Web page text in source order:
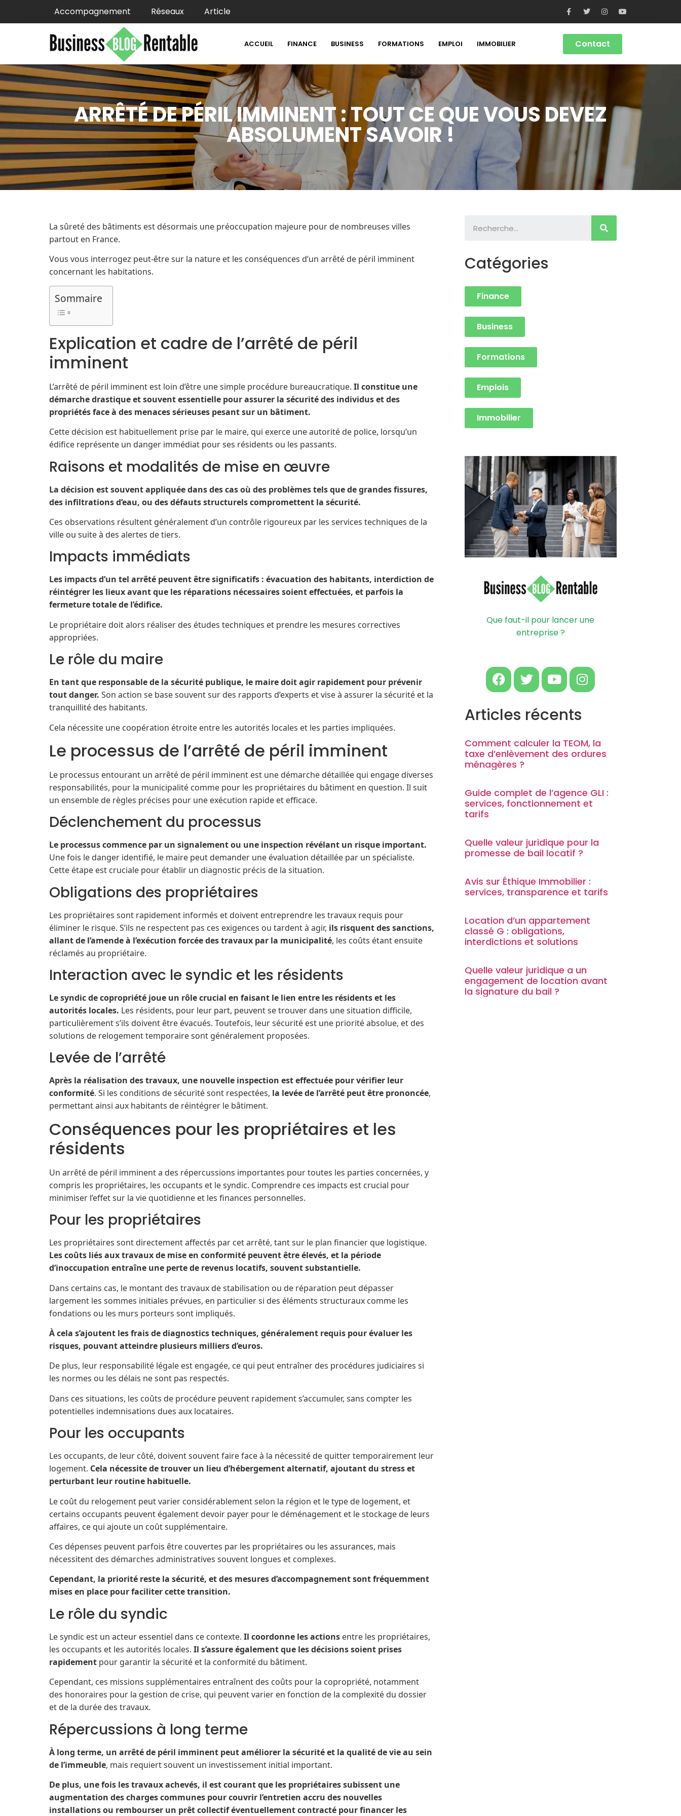
Accompagnement Réseaux Article
ACCUEIL FINANCE BUSINESS FORMATIONS EMPLOI IMMOBILIER Contact
ARRÊTÉ DE PÉRIL IMMINENT : TOUT CE QUE VOUS DEVEZ
ABSOLUMENT SAVOIR !
La sûreté des bâtiments est désormais une préoccupation majeure pour de nombreuses villes
partout en France.
Vous vous interrogez peut-être sur la nature et les conséquences d’un arrêté de péril imminent
concernant les habitations.
Sommaire
Explication et cadre de l’arrêté de péril
imminent
L’arrêté de péril imminent est loin d’être une simple procédure bureaucratique. Il constitue une
démarche drastique et souvent essentielle pour assurer la sécurité des individus et des
propriétés face à des menaces sérieuses pesant sur un bâtiment.
Cette décision est habituellement prise par le maire, qui exerce une autorité de police, lorsqu’un
édifice représente un danger immédiat pour ses résidents ou les passants.
Raisons et modalités de mise en œuvre
La décision est souvent appliquée dans des cas où des problèmes tels que de grandes fissures,
des infiltrations d’eau, ou des défauts structurels compromettent la sécurité.
Ces observations résultent généralement d’un contrôle rigoureux par les services techniques de la
ville ou suite à des alertes de tiers.
Impacts immédiats
Les impacts d’un tel arrêté peuvent être significatifs : évacuation des habitants, interdiction de
réintégrer les lieux avant que les réparations nécessaires soient effectuées, et parfois la
fermeture totale de l’édifice.
Le propriétaire doit alors réaliser des études techniques et prendre les mesures correctives
appropriées.
Le rôle du maire
En tant que responsable de la sécurité publique, le maire doit agir rapidement pour prévenir
tout danger. Son action se base souvent sur des rapports d’experts et vise à assurer la sécurité et la
tranquillité des habitants.
Cela nécessite une coopération étroite entre les autorités locales et les parties impliquées.
Le processus de l’arrêté de péril imminent
Le processus entourant un arrêté de péril imminent est une démarche détaillée qui engage diverses
responsabilités, pour la municipalité comme pour les propriétaires du bâtiment en question. Il suit
un ensemble de règles précises pour une exécution rapide et efficace.
Déclenchement du processus
Le processus commence par un signalement ou une inspection révélant un risque important.
Une fois le danger identifié, le maire peut demander une évaluation détaillée par un spécialiste.
Cette étape est cruciale pour établir un diagnostic précis de la situation.
Obligations des propriétaires
Les propriétaires sont rapidement informés et doivent entreprendre les travaux requis pour
éliminer le risque. S’ils ne respectent pas ces exigences ou tardent à agir, ils risquent des sanctions,
allant de l’amende à l’exécution forcée des travaux par la municipalité, les coûts étant ensuite
réclamés au propriétaire.
Interaction avec le syndic et les résidents
Le syndic de copropriété joue un rôle crucial en faisant le lien entre les résidents et les
autorités locales. Les résidents, pour leur part, peuvent se trouver dans une situation difficile,
particulièrement s’ils doivent être évacués. Toutefois, leur sécurité est une priorité absolue, et des
solutions de relogement temporaire sont généralement proposées.
Levée de l’arrêté
Après la réalisation des travaux, une nouvelle inspection est effectuée pour vérifier leur
conformité. Si les conditions de sécurité sont respectées, la levée de l’arrêté peut être prononcée,
permettant ainsi aux habitants de réintégrer le bâtiment.
Conséquences pour les propriétaires et les
résidents
Un arrêté de péril imminent a des répercussions importantes pour toutes les parties concernées, y
compris les propriétaires, les occupants et le syndic. Comprendre ces impacts est crucial pour
minimiser l’effet sur la vie quotidienne et les finances personnelles.
Pour les propriétaires
Les propriétaires sont directement affectés par cet arrêté, tant sur le plan financier que logistique.
Les coûts liés aux travaux de mise en conformité peuvent être élevés, et la période
d’inoccupation entraîne une perte de revenus locatifs, souvent substantielle.
Dans certains cas, le montant des travaux de stabilisation ou de réparation peut dépasser
largement les sommes initiales prévues, en particulier si des éléments structuraux comme les
fondations ou les murs porteurs sont impliqués.
À cela s’ajoutent les frais de diagnostics techniques, généralement requis pour évaluer les
risques, pouvant atteindre plusieurs milliers d’euros.
De plus, leur responsabilité légale est engagée, ce qui peut entraîner des procédures judiciaires si
les normes ou les délais ne sont pas respectés.
Dans ces situations, les coûts de procédure peuvent rapidement s’accumuler, sans compter les
potentielles indemnisations dues aux locataires.
Pour les occupants
Les occupants, de leur côté, doivent souvent faire face à la nécessité de quitter temporairement leur
logement. Cela nécessite de trouver un lieu d’hébergement alternatif, ajoutant du stress et
perturbant leur routine habituelle.
Le coût du relogement peut varier considérablement selon la région et le type de logement, et
certains occupants peuvent également devoir payer pour le déménagement et le stockage de leurs
affaires, ce qui ajoute un coût supplémentaire.
Ces dépenses peuvent parfois être couvertes par les propriétaires ou les assurances, mais
nécessitent des démarches administratives souvent longues et complexes.
Cependant, la priorité reste la sécurité, et des mesures d’accompagnement sont fréquemment
mises en place pour faciliter cette transition.
Le rôle du syndic
Le syndic est un acteur essentiel dans ce contexte. Il coordonne les actions entre les propriétaires,
les occupants et les autorités locales. Il s’assure également que les décisions soient prises
rapidement pour garantir la sécurité et la conformité du bâtiment.
Cependant, ces missions supplémentaires entraînent des coûts pour la copropriété, notamment
des honoraires pour la gestion de crise, qui peuvent varier en fonction de la complexité du dossier
et de la durée des travaux.
Répercussions à long terme
À long terme, un arrêté de péril imminent peut améliorer la sécurité et la qualité de vie au sein
de l’immeuble, mais requiert souvent un investissement initial important.
De plus, une fois les travaux achevés, il est courant que les propriétaires subissent une
augmentation des charges communes pour couvrir l’entretien accru des nouvelles
installations ou rembourser un prêt collectif éventuellement contracté pour financer les
Catégories
Finance
Business
Formations
Emplois
Immobilier
Que faut-il pour lancer une
entreprise ?
Articles récents
Comment calculer la TEOM, la
taxe d’enlèvement des ordures
ménagères ?
Guide complet de l’agence GLI :
services, fonctionnement et
tarifs
Quelle valeur juridique pour la
promesse de bail locatif ?
Avis sur Éthique Immobilier :
services, transparence et tarifs
Location d’un appartement
classé G : obligations,
interdictions et solutions
Quelle valeur juridique a un
engagement de location avant
la signature du bail ?